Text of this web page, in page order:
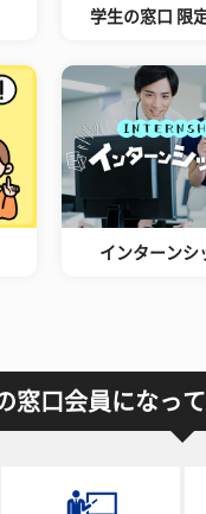
学生の窓口 限
インターンシ
窓口会員になっ